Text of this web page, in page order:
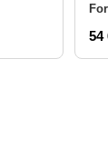
54